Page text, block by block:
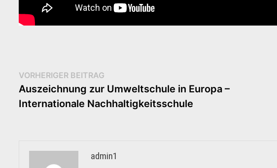
Beitragsnavigation
VORHERIGER BEITRAG
Beitrag:
Auszeichnung zur Umweltschule in Europa –
Internationale Nachhaltigkeitsschule
admin1